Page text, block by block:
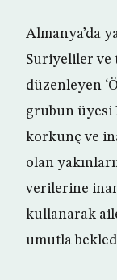
Almanya’da
Suriyeliler ve
düzenleyen
grubun üyesi
korkunç ve
olan
verilerine
kullanarak
umutla